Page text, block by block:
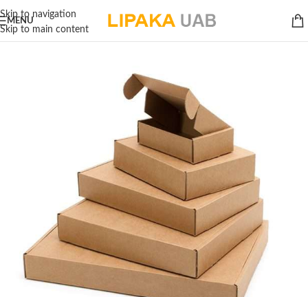
Skip to navigation
Skip to main content
MENU